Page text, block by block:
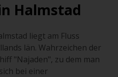
Halmstad
liegt am Fluss
län. Wahrzeichen der
"Najaden", zu dem man
bei einer